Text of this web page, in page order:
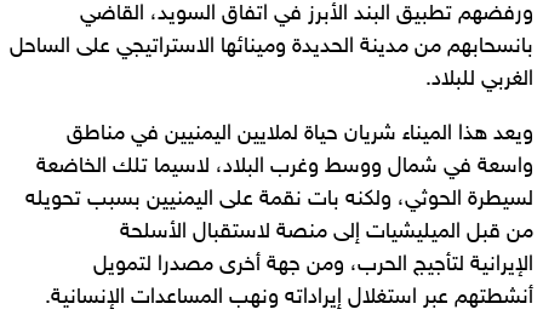
ورفضهم تطبيق البند الأبرز في اتفاق السويد، القاضي
بانسحابهم من مدينة الحديدة ومينائها الاستراتيجي على الساحل
الغربي للبلاد.
ويعد هذا الميناء شريان حياة لملايين اليمنيين في مناطق
واسعة في شمال ووسط وغرب البلاد، لاسيما تلك الخاضعة
لسيطرة الحوثي، ولكنه بات نقمة على اليمنيين بسبب تحويله
من قبل الميليشيات إلى منصة لاستقبال الأسلحة
الإيرانية لتأجيج الحرب، ومن جهة أخرى مصدرا لتمويل
أنشطتهم عبر استغلال إيراداته ونهب المساعدات الإنسانية.